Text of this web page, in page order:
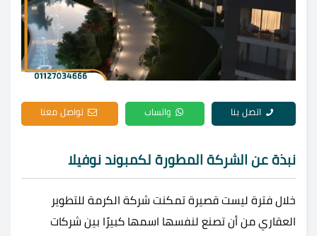
اتصل بنا واتساب تواصل معنا
نبذة عن الشركة المطورة لكمبوند نوفيلا
خلال فترة ليست قصيرة تمكنت شركة الكرمة للتطوير
العقاري من أن تصنع لنفسها اسمها كبيرًا بين شركات